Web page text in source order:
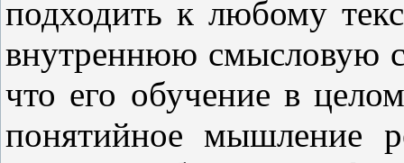
подходить к любому
внутреннюю смысловую
что его обучение в
понятийное мышление